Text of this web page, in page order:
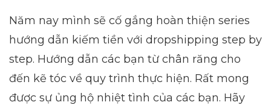
Năm nay mình sẽ cố gắng hoàn thiện series
hướng dẫn kiếm tiền với dropshipping step by
step. Hướng dẫn các bạn từ chân răng cho
đến kẽ tóc về quy trình thực hiện. Rất mong
được sự ủng hộ nhiệt tình của các bạn. Hãy